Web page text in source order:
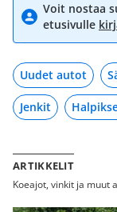
Voit nostaa
etusivulle
Uudet autot
Jenkit
ARTIKKELIT
Koeajot, vinkit ja muut